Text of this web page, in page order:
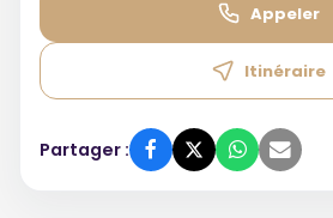
Appeler
Itinéraire
Partager :